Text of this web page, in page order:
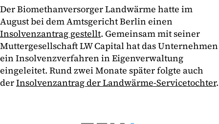
Der Biomethanversorger Landwärme hatte im
August bei dem Amtsgericht Berlin einen
Insolvenzantrag gestellt. Gemeinsam mit seiner
Muttergesellschaft LW Capital hat das Unternehmen
ein Insolvenzverfahren in Eigenverwaltung
eingeleitet. Rund zwei Monate später folgte auch
derInsolvenzantrag der Landwärme-Servicetochter.